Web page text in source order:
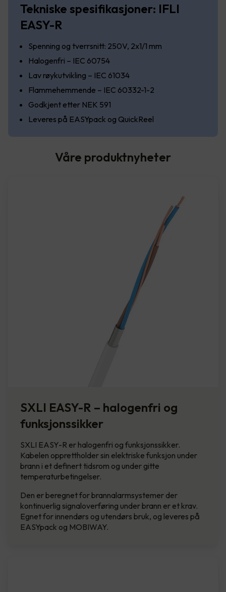
Tekniske spesifikasjoner: IFLI
EASY-R
Spenning og tverrsnitt: 250V, 2x1/1 mm
Halogenfri – IEC 60754
Lav røykutvikling – IEC 61034
Flammehemmende – IEC 60332-1-2
Godkjent etter NEK 591
Leveres på EASYpack og QuickReel
Våre produktnyheter
SXLI EASY-R – halogenfri og
funksjonssikker
SXLI EASY-R er halogenfri og funksjonssikker.
Kabelen opprettholder sin elektriske funksjon under
brann i et definert tidsrom og under gitte
temperaturbetingelser.
Den er beregnet for brannalarmsystemer der
kontinuerlig signaloverføring under brann er et krav.
Egnet for innendørs og utendørs bruk, og leveres på
EASYpack og MOBIWAY.